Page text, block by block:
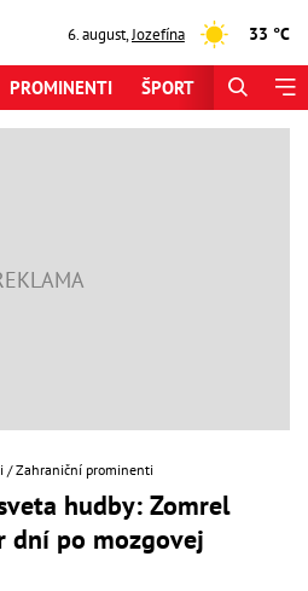
6. august,Jozefína 33 °C
PROMINENTI ŠPORT
Zahraniční prominenti
hudby: Zomrel
dní po mozgovej